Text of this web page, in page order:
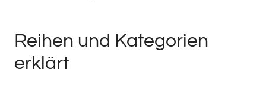
Reihen und Kategorien
erklärt